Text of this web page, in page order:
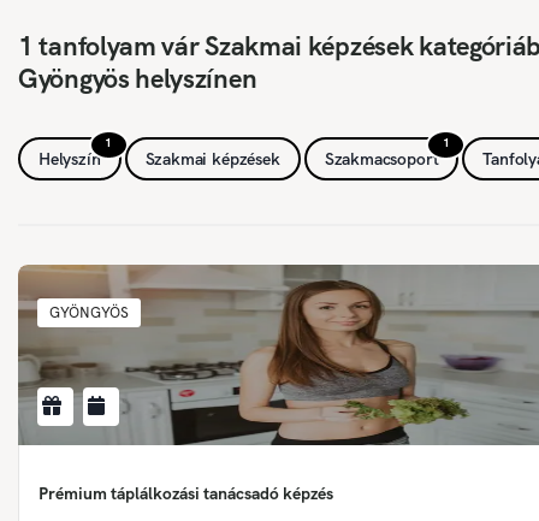
1 tanfolyam vár Szakmai képzések
Gyöngyös helyszínen
1
Helyszín Szakmai képzések
1
Szakmacsoport
GYÖNGYÖS
Prémium táplálkozási tanácsadó képzés